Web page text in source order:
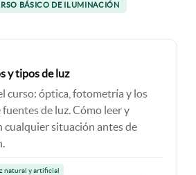
BÁSICO DE ILUMINACIÓN
y tipos de luz
curso: óptica, fotometría y los
de luz. Cómo leer y
cualquier situación antes de
natural y artificial